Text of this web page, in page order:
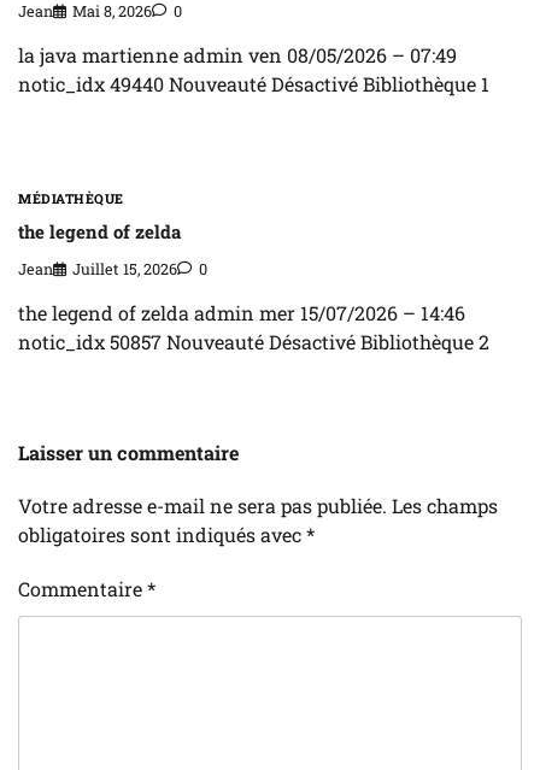
Jean Mai 8, 2026 0
la java martienne admin ven 08/05/2026 – 07:49
notic_idx 49440 Nouveauté Désactivé Bibliothèque 1
MÉDIATHÈQUE
the legend of zelda
Jean Juillet 15, 2026 0
the legend of zelda admin mer 15/07/2026 – 14:46
notic_idx 50857 Nouveauté Désactivé Bibliothèque 2
Laisser un commentaire
Votre adresse e-mail ne sera pas publiée. Les champs
obligatoires sont indiqués avec*
Commentaire*